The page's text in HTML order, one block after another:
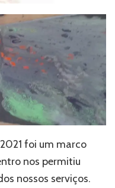
foi um marco
nos permitiu
nossos serviços.